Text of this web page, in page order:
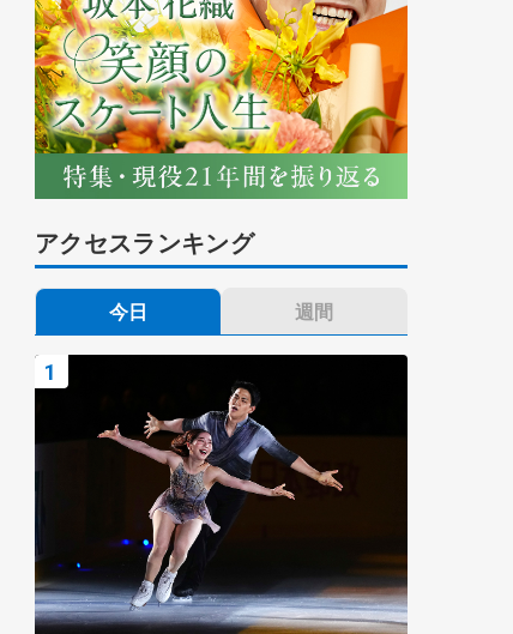
アクセスランキング
今日 週間